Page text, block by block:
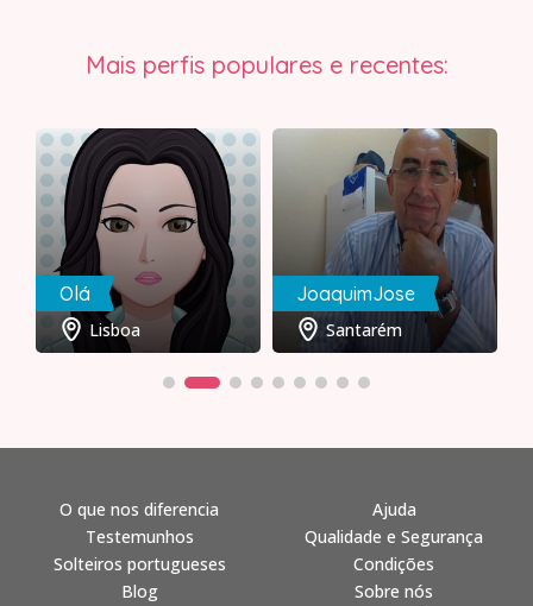
Mais perfis populares e recentes:
Olá
Lisboa
JoaquimJose
Santarém
O que nos diferencia
Testemunhos
Solteiros portugueses
Blog
Ajuda
Qualidade e Segurança
Condições
Sobre nós